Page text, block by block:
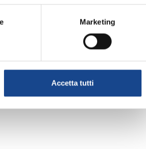
Marketing
Accetta tutti
con leregistrazionideiWebinar